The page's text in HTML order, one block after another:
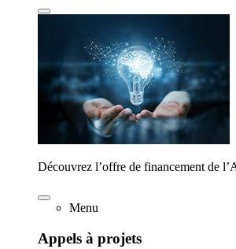
Découvrez l’offre de financement de
Menu
Appels à projets